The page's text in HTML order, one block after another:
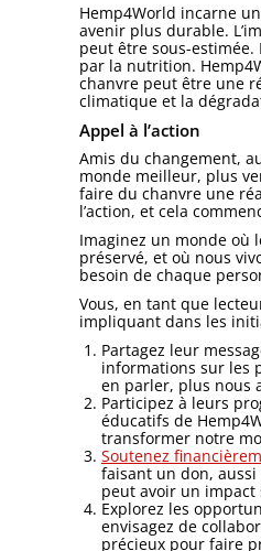
Hemp4World incarne
avenir plus durable.
peut être sous-
par la nutrition.
chanvre peut être une
climatique et la
Appel à l’action
Amis du changement,
monde meilleur, plus
faire du chanvre une
l’action, et cela
Imaginez un monde où
préservé, et où nous
besoin de chaque
Vous, en tant que
impliquant dans les
Partagez leur
informations sur les
en parler, plus nous
Participez à leurs
éducatifs de
transformer notre
Soutenez
faisant un don,
peut avoir un impact
Explorez les
envisagez de
précieux pour faire